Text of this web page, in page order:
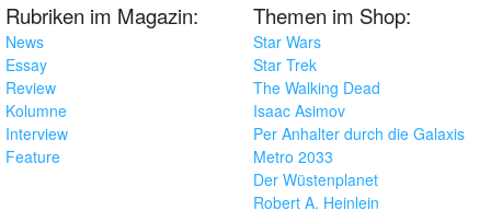
Rubriken im Magazin:
News
Essay
Review
Kolumne
Interview
Feature
Themen im Shop:
Star Wars
Star Trek
The Walking Dead
Isaac Asimov
Per Anhalter durch die Galaxis
Metro 2033
Der Wüstenplanet
Robert A. Heinlein